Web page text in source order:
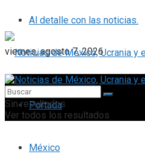
Al detalle con las noticias.
viernes, agosto 7, 2026
Portada
México
Sin resultados
Ver todos los resultados